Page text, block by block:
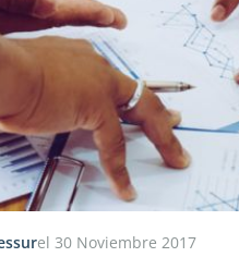
el 30 Noviembre 2017